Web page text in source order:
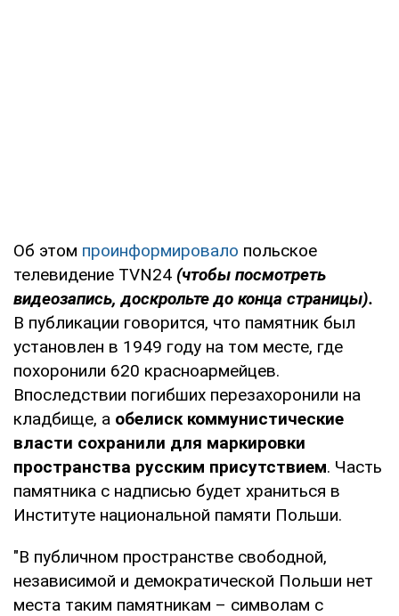
Об этом проинформировало польское
телевидение TVN24 (чтобы посмотреть
видеозапись, доскрольте до конца страницы).
В публикации говорится, что памятник был
установлен в 1949 году на том месте, где
похоронили 620 красноармейцев.
Впоследствии погибших перезахоронили на
кладбище, а обелиск коммунистические
власти сохранили для маркировки
пространства русским присутствием. Часть
памятника с надписью будет храниться в
Институте национальной памяти Польши.
"В публичном пространстве свободной,
независимой и демократической Польши нет
места таким памятникам – символам с